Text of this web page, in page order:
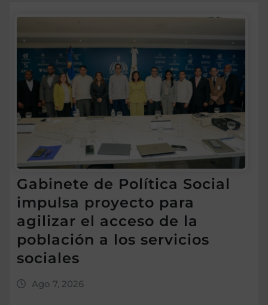
Gabinete de Política Social
impulsa proyecto para
agilizar el acceso de la
población a los servicios
sociales
Ago 7, 2026